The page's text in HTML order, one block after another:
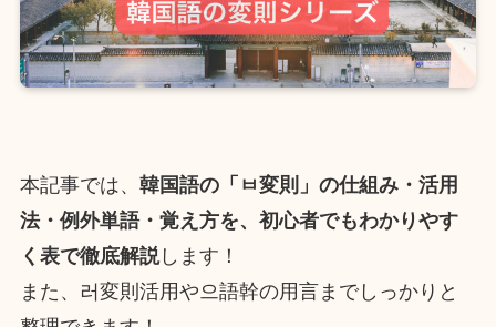
本記事では、 韓国語の「ㅂ変則」の仕組み・活用
法・例外単語・覚え方を、初心者でもわかりやす
く表で徹底解説します！
また、러変則活用や으語幹の用言までしっかりと